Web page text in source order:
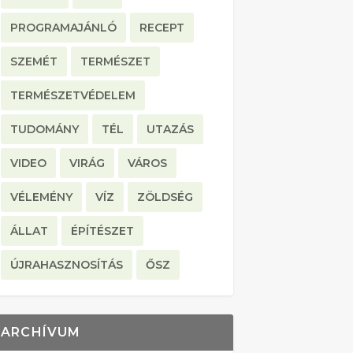
PROGRAMAJÁNLÓ RECEPT
SZEMÉT TERMÉSZET
TERMÉSZETVÉDELEM
TUDOMÁNY TÉL UTAZÁS
VIDEO VIRÁG VÁROS
VÉLEMÉNY VÍZ ZÖLDSÉG
ÁLLAT ÉPÍTÉSZET
ÚJRAHASZNOSÍTÁS ŐSZ
ARCHÍVUM